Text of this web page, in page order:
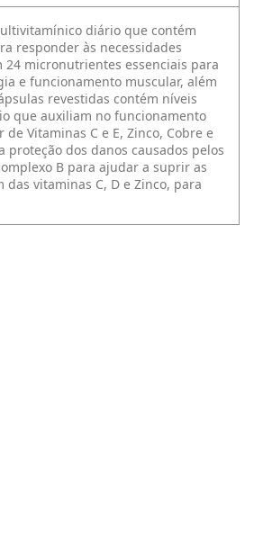
diário que contém
responder às necessidades
24 micronutrientes essenciais para
e funcionamento muscular, além
revestidas contém níveis
que auxiliam no funcionamento
Vitaminas C e E, Zinco, Cobre e
dos danos causados pelos
B para ajudar a suprir as
vitaminas C, D e Zinco, para